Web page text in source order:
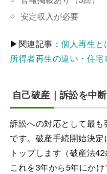
安定収入が必要
▶関連記事：個人再生と
所得者再生の違い・住
自己破産｜訴訟を中
訴訟への対応として最も
です。破産手続開始決
トップします（破産法
これを3年から5年にか